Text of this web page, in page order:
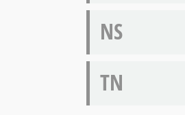
NS
TN